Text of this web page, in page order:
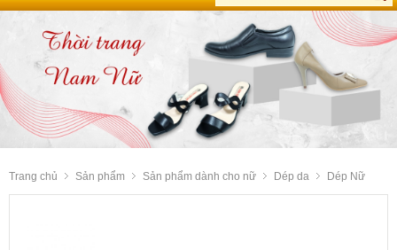
Trang chủ Sản phẩm Sản phẩm dành cho nữ Dép da Dép Nữ